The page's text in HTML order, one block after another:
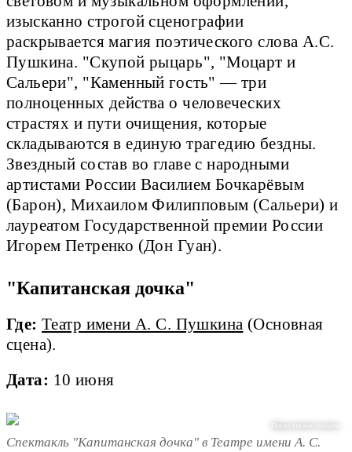
изысканно строгой сценографии
раскрывается магия поэтического слова А.С.
Пушкина. "Скупой рыцарь", "Моцарт и
Сальери", "Каменный гость" — три
полноценных действа о человеческих
страстях и пути очищения, которые
складываются в единую трагедию бездны.
Звездный состав во главе с народными
артистами России Василием Бочкарёвым
(Барон), Михаилом Филипповым (Сальери) и
лауреатом Государственной премии России
Игорем Петренко (Дон Гуан).
"Капитанская дочка"
Где:Театр имени А. С. Пушкина (Основная
сцена).
Дата: 10 июня
Спектакль "Капитанская дочка" в Театре имени А. С.